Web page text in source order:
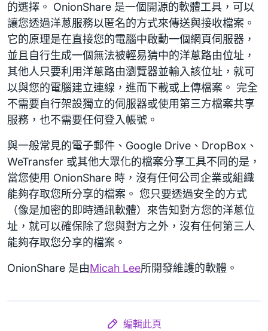
的選擇。 OnionShare 是一個開源的軟體工具，可以
讓您透過洋蔥服務以匿名的方式來傳送與接收檔案。
它的原理是在直接您的電腦中啟動一個網頁伺服器，
並且自行生成一個無法被輕易猜中的洋蔥路由位址，
其他人只要利用洋蔥路由瀏覽器並輸入該位址，就可
以與您的電腦建立連線，進而下載或上傳檔案。 完全
不需要自行架設獨立的伺服器或使用第三方檔案共享
服務，也不需要任何登入帳號。
與一般常見的電子郵件、Google Drive、DropBox、
WeTransfer 或其他大眾化的檔案分享工具不同的是，
當您使用 OnionShare 時，沒有任何公司企業或組織
能夠存取您所分享的檔案。 您只要透過安全的方式
（像是加密的即時通訊軟體）來告知對方您的洋蔥位
址，就可以確保除了您與對方之外，沒有任何第三人
能夠存取您分享的檔案。
OnionShare 是由Micah Lee所開發維護的軟體。
編輯此頁